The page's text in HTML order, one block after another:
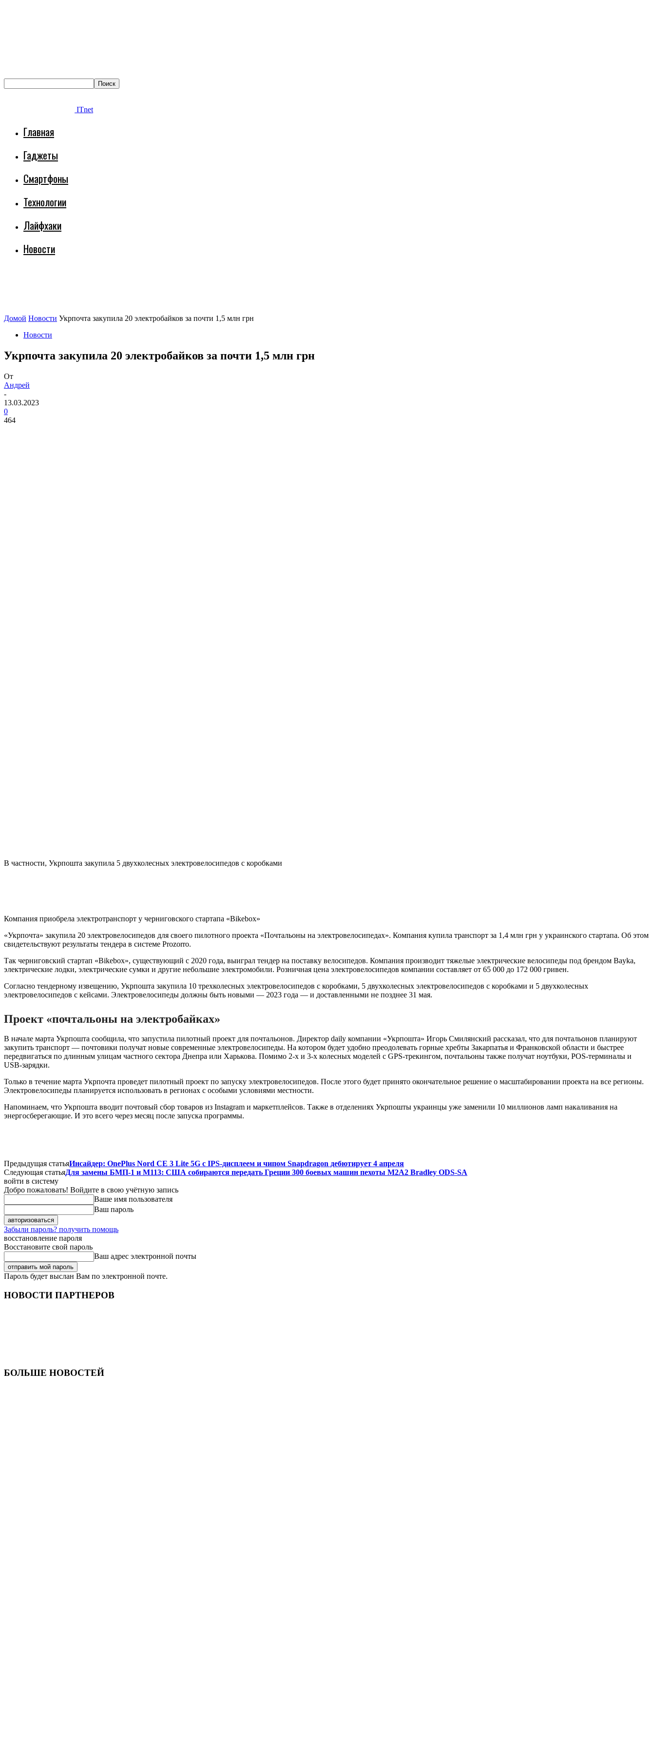
ITnet
Главная
Гаджеты
Смартфоны
Технологии
Лайфхаки
Новости
Домой Новости Укрпочта закупила 20 электробайков за почти 1,5 млн грн
Новости
Укрпочта закупила 20 электробайков за почти 1,5 млн грн
От
Андрей
-
13.03.2023
0
464
В частности, Укрпошта закупила 5 двухколесных электровелосипедов с коробками
Компания приобрела электротранспорт у черниговского стартапа «Bikebox»
«Укрпочта» закупила 20 электровелосипедов для своего пилотного проекта «Почтальоны на электровелосипедах». Компания купила транспорт за 1,4 млн грн у украинского стартапа. Об этом
свидетельствуют результаты тендера в системе Prozorro.
Так черниговский стартап «Bikebox», существующий с 2020 года, выиграл тендер на поставку велосипедов. Компания производит тяжелые электрические велосипеды под брендом Bayka,
электрические лодки, электрические сумки и другие небольшие электромобили. Розничная цена электровелосипедов компании составляет от 65 000 до 172 000 гривен.
Согласно тендерному извещению, Укрпошта закупила 10 трехколесных электровелосипедов с коробками, 5 двухколесных электровелосипедов с коробками и 5 двухколесных
электровелосипедов с кейсами. Электровелосипеды должны быть новыми — 2023 года — и доставленными не позднее 31 мая.
Проект «почтальоны на электробайках»
В начале марта Укрпошта сообщила, что запустила пилотный проект для почтальонов. Директор daily компании «Укрпошта» Игорь Смилянский рассказал, что для почтальонов планируют
закупить транспорт — почтовики получат новые современные электровелосипеды. На котором будет удобно преодолевать горные хребты Закарпатья и Франковской области и быстрее
передвигаться по длинным улицам частного сектора Днепра или Харькова. Помимо 2-х и 3-х колесных моделей с GPS-трекингом, почтальоны также получат ноутбуки, POS-терминалы и
USB-зарядки.
Только в течение марта Укрпочта проведет пилотный проект по запуску электровелосипедов. После этого будет принято окончательное решение о масштабировании проекта на все регионы.
Электровелосипеды планируется использовать в регионах с особыми условиями местности.
Напоминаем, что Укрпошта вводит почтовый сбор товаров из Instagram и маркетплейсов. Также в отделениях Укрпошты украинцы уже заменили 10 миллионов ламп накаливания на
энергосберегающие. И это всего через месяц после запуска программы.
Предыдущая статьяИнсайдер: OnePlus Nord CE 3 Lite 5G с IPS-дисплеем и чипом Snapdragon дебютирует 4 апреля
Следующая статьяДля замены БМП-1 и M113: США собираются передать Греции 300 боевых машин пехоты M2A2 Bradley ODS-SA
войти в систему
Добро пожаловать! Войдите в свою учётную запись
Ваше имя пользователя
Ваш пароль
Забыли пароль? получить помощь
восстановление пароля
Восстановите свой пароль
Ваш адрес электронной почты
Пароль будет выслан Вам по электронной почте.
НОВОСТИ ПАРТНЕРОВ
БОЛЬШЕ НОВОСТЕЙ